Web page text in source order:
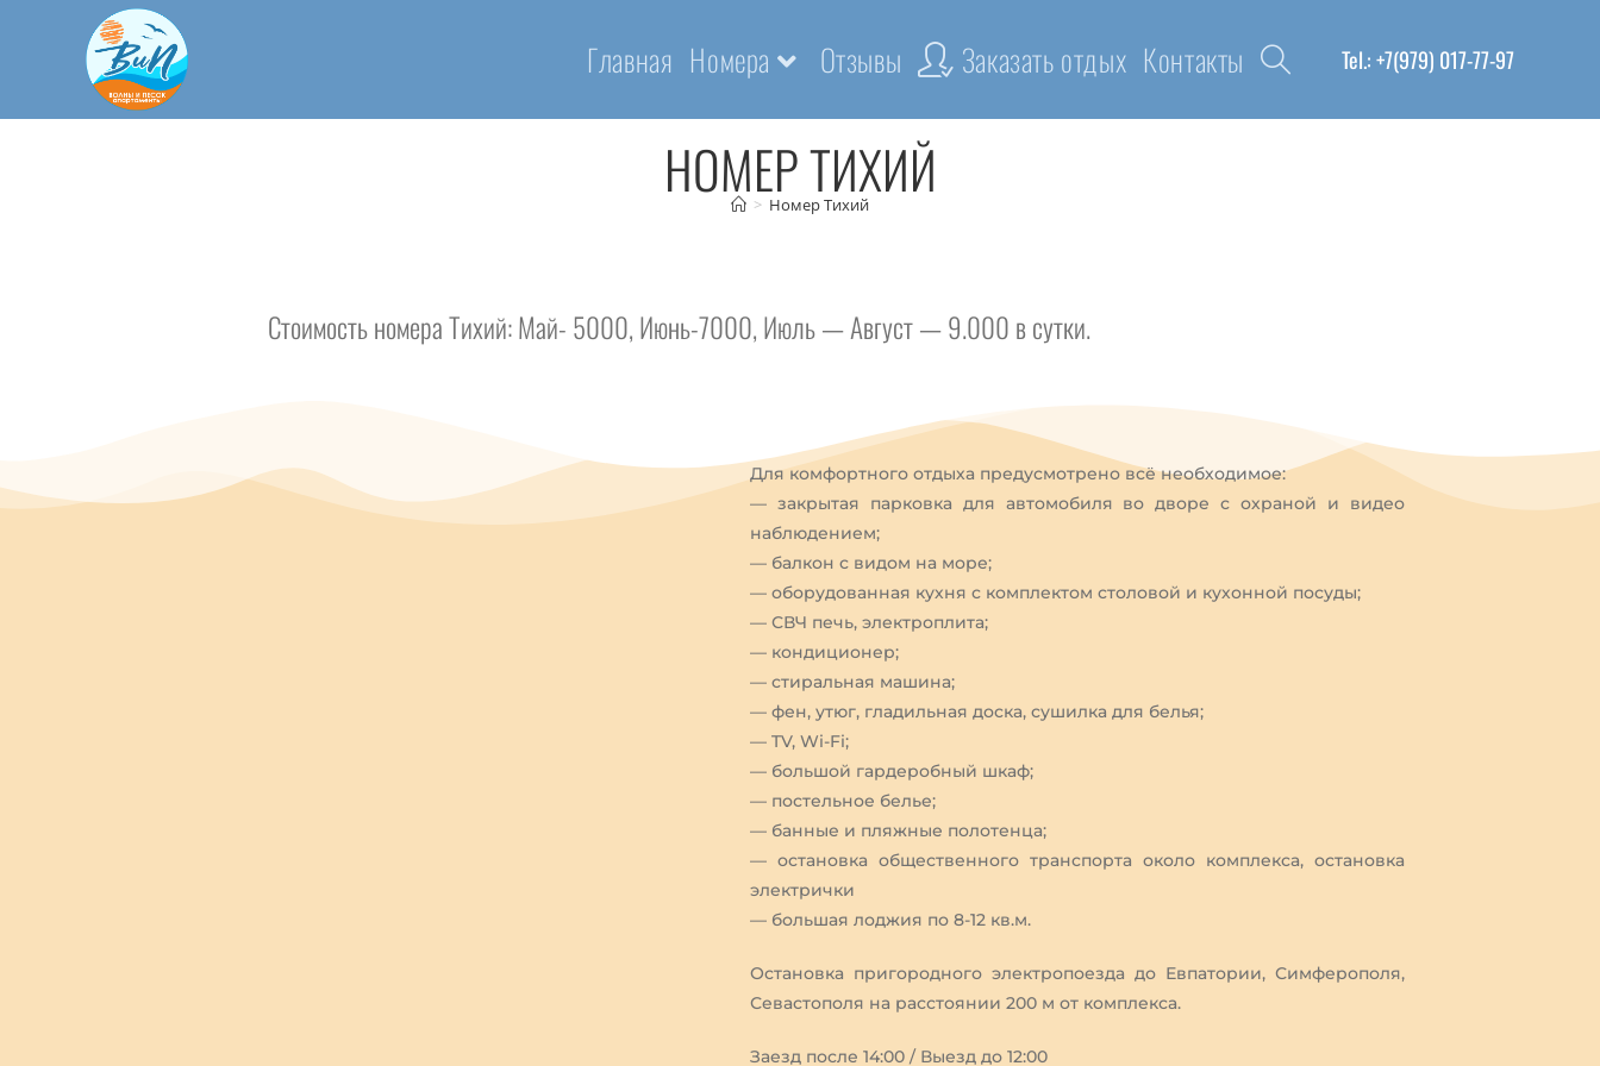
Tel.: +7(979) 017-77-97
Главная Номера Отзывы Заказать отдых Контакты
НОМЕР ТИХИЙ
> Номер Тихий
Стоимость номера Тихий: Май- 5000, Июнь-7000, Июль — Август — 9.000 в сутки.
Для комфортного отдыха предусмотрено всё необходимое:
— закрытая парковка для автомобиля во дворе с охраной и видео
наблюдением;
— балкон с видом на море;
— оборудованная кухня с комплектом столовой и кухонной посуды;
— СВЧ печь, электроплита;
— кондиционер;
— стиральная машина;
— фен, утюг, гладильная доска, сушилка для белья;
— TV, Wi-Fi;
— большой гардеробный шкаф;
— постельное белье;
— банные и пляжные полотенца;
— остановка общественного транспорта около комплекса, остановка
электрички
— большая лоджия по 8-12 кв.м.
Остановка пригородного электропоезда до Евпатории, Симферополя,
Севастополя на расстоянии 200 м от комплекса.
Заезд после 14:00 / Выезд до 12:00